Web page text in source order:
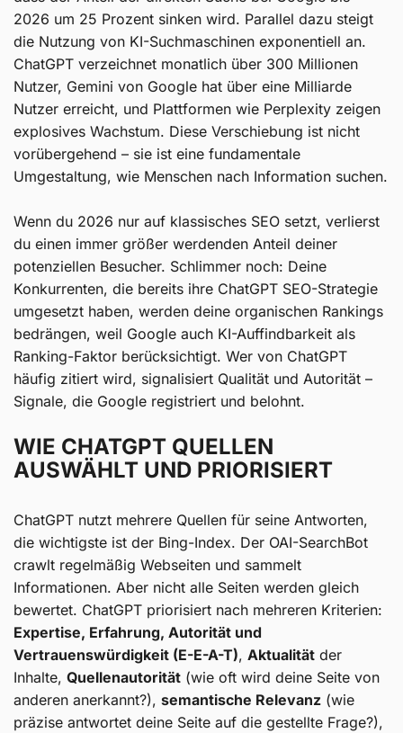
2026 um 25 Prozent sinken wird. Parallel dazu steigt
die Nutzung von KI-Suchmaschinen exponentiell an.
ChatGPT verzeichnet monatlich über 300 Millionen
Nutzer, Gemini von Google hat über eine Milliarde
Nutzer erreicht, und Plattformen wie Perplexity zeigen
explosives Wachstum. Diese Verschiebung ist nicht
vorübergehend – sie ist eine fundamentale
Umgestaltung, wie Menschen nach Information suchen.
Wenn du 2026 nur auf klassisches SEO setzt, verlierst
du einen immer größer werdenden Anteil deiner
potenziellen Besucher. Schlimmer noch: Deine
Konkurrenten, die bereits ihre ChatGPT SEO-Strategie
umgesetzt haben, werden deine organischen Rankings
bedrängen, weil Google auch KI-Auffindbarkeit als
Ranking-Faktor berücksichtigt. Wer von ChatGPT
häufig zitiert wird, signalisiert Qualität und Autorität –
Signale, die Google registriert und belohnt.
WIE CHATGPT QUELLEN
AUSWÄHLT UND PRIORISIERT
ChatGPT nutzt mehrere Quellen für seine Antworten,
die wichtigste ist der Bing-Index. Der OAI-SearchBot
crawlt regelmäßig Webseiten und sammelt
Informationen. Aber nicht alle Seiten werden gleich
bewertet. ChatGPT priorisiert nach mehreren Kriterien:
Expertise, Erfahrung, Autorität und
Vertrauenswürdigkeit (E-E-A-T), Aktualität der
Inhalte, Quellenautorität (wie oft wird deine Seite von
anderen anerkannt?), semantische Relevanz (wie
präzise antwortet deine Seite auf die gestellte Frage?),